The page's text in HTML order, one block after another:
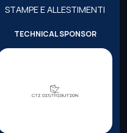
STAMPE E ALLESTIMENTI
TECHNICAL SPONSOR